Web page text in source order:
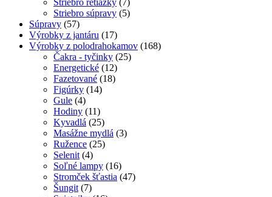
Striebro súpravy (5)
Súpravy (57)
Výrobky z jantáru (17)
Výrobky z polodrahokamov (168)
Čakra - tyčinky (25)
Energetické (12)
Fazetované (18)
Figúrky (14)
Gule (4)
Hodiny (11)
Kyvadlá (25)
Masážne mydlá (3)
Ružence (25)
Selenit (4)
Soľné lampy (16)
Stromček šťastia (47)
Šungit (7)